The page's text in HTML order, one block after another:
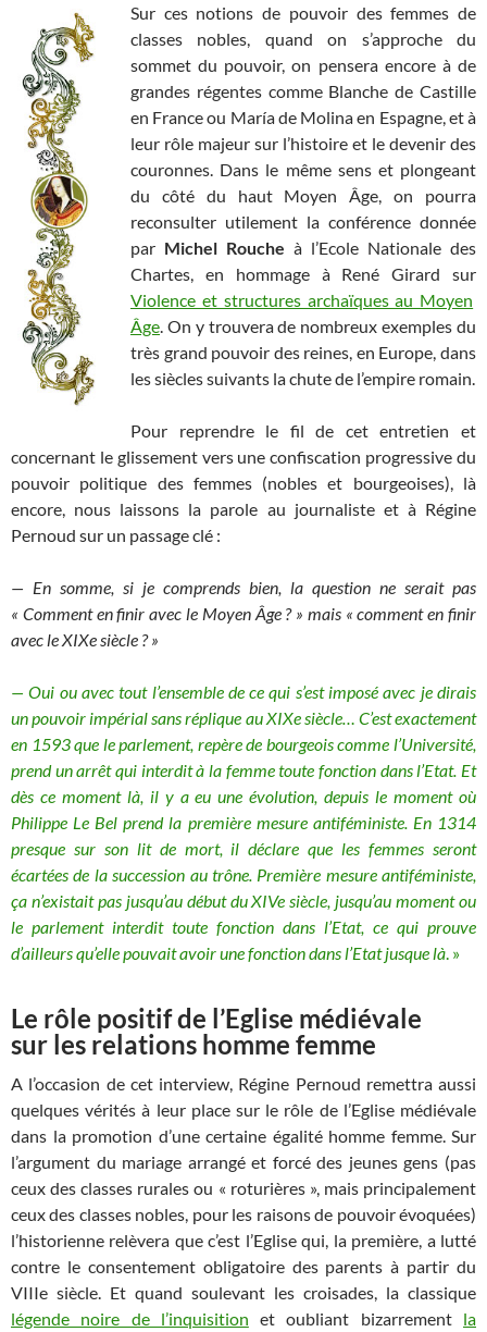
Sur ces notions de pouvoir des femmes de
classes nobles, quand on s’approche du
sommet du pouvoir, on pensera encore à de
grandes régentes comme Blanche de Castille
en France ou María de Molina en Espagne, et à
leur rôle majeur sur l’histoire et le devenir des
couronnes. Dans le même sens et plongeant
du côté du haut Moyen Âge, on pourra
reconsulter utilement la conférence donnée
par Michel Rouche à l’Ecole Nationale des
Chartes, en hommage à René Girard sur
Violence et structures archaïques au Moyen
Âge. On y trouvera de nombreux exemples du
très grand pouvoir des reines, en Europe, dans
les siècles suivants la chute de l’empire romain.
Pour reprendre le fil de cet entretien et
concernant le glissement vers une confiscation progressive du
pouvoir politique des femmes (nobles et bourgeoises), là
encore, nous laissons la parole au journaliste et à Régine
Pernoud sur un passage clé :
— En somme, si je comprends bien, la question ne serait pas
« Comment en finir avec le Moyen Âge ? » mais « comment en finir
avec le XIXe siècle ? »
— Oui ou avec tout l’ensemble de ce qui s’est imposé avec je dirais
un pouvoir impérial sans réplique au XIXe siècle… C’est exactement
en 1593 que le parlement, repère de bourgeois comme l’Université,
prend un arrêt qui interdit à la femme toute fonction dans l’Etat. Et
dès ce moment là, il y a eu une évolution, depuis le moment où
Philippe Le Bel prend la première mesure antiféministe. En 1314
presque sur son lit de mort, il déclare que les femmes seront
écartées de la succession au trône. Première mesure antiféministe,
ça n’existait pas jusqu’au début du XIVe siècle, jusqu’au moment ou
le parlement interdit toute fonction dans l’Etat, ce qui prouve
d’ailleurs qu’elle pouvait avoir une fonction dans l’Etat jusque là. »
Le rôle positif de l’Eglise médiévale
sur les relations homme femme
A l’occasion de cet interview, Régine Pernoud remettra aussi
quelques vérités à leur place sur le rôle de l’Eglise médiévale
dans la promotion d’une certaine égalité homme femme. Sur
l’argument du mariage arrangé et forcé des jeunes gens (pas
ceux des classes rurales ou « roturières », mais principalement
ceux des classes nobles, pour les raisons de pouvoir évoquées)
l’historienne relèvera que c’est l’Eglise qui, la première, a lutté
contre le consentement obligatoire des parents à partir du
VIIIe siècle. Et quand soulevant les croisades, la classique
légende noire de l’inquisition et oubliant bizarrement la